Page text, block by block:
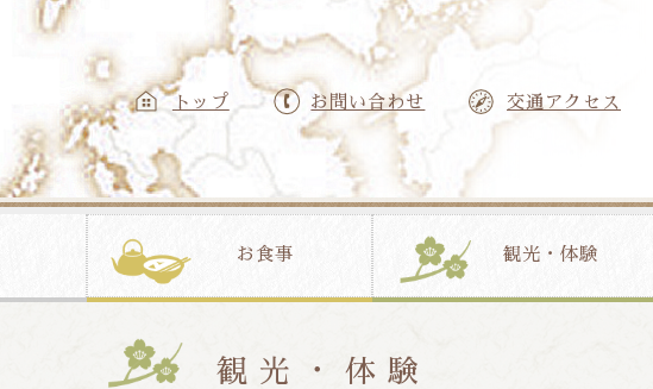
トップ お問い合わせ 交通アクセス
お食事 観光・体験
観光・体験